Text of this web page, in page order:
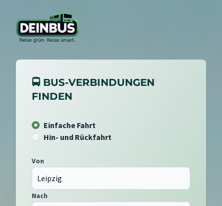
🚍 BUS-VERBINDUNGEN
FINDEN
Einfache Fahrt
Hin- und Rückfahrt
Von
Nach